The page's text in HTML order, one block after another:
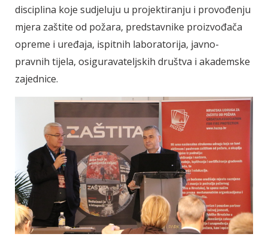
disciplina koje sudjeluju u projektiranju i provođenju
mjera zaštite od požara, predstavnike proizvođača
opreme i uređaja, ispitnih laboratorija, javno-
pravnih tijela, osiguravateljskih društva i akademske
zajednice.